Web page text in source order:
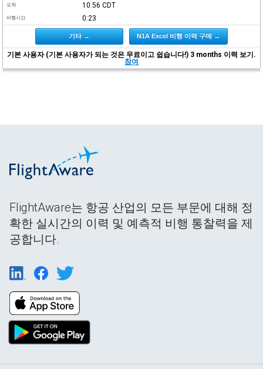
도착 10:56 CDT
비행시간 0:23
기타 → N1A Excel 비행 이력 구매 →
기본 사용자 (기본 사용자가 되는 것은 무료이고 쉽습니다!) 3 months 이력 보기.
참여
FlightAware는 항공 산업의 모든 부문에 대해 정
확한 실시간의 이력 및 예측적 비행 통찰력을 제
공합니다.